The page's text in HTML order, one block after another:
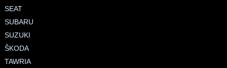
SEAT
SUBARU
SUZUKI
ŠKODA
TAWRIA